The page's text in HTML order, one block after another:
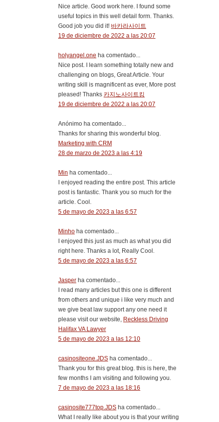
Nice article. Good work here. I found some
useful topics in this well detail form. Thanks.
Good job you did it! 바카라사이트
19 de diciembre de 2022 a las 20:07
holyangel.one ha comentado...
Nice post. I learn something totally new and
challenging on blogs, Great Article. Your
writing skill is magnificent as ever, More post
pleased! Thanks 카지노사이트킹
19 de diciembre de 2022 a las 20:07
Anónimo ha comentado...
Thanks for sharing this wonderful blog.
Marketing with CRM
28 de marzo de 2023 a las 4:19
Min ha comentado...
I enjoyed reading the entire post. This article
post is fantastic. Thank you so much for the
article. Cool.
5 de mayo de 2023 a las 6:57
Minho ha comentado...
I enjoyed this just as much as what you did
right here. Thanks a lot, Really Cool.
5 de mayo de 2023 a las 6:57
Jasper ha comentado...
I read many articles but this one is different
from others and unique i like very much and
we give beat law support any one need it
please visit our website, Reckless Driving
Halifax VA Lawyer
5 de mayo de 2023 a las 12:10
casinositeone.JDS ha comentado...
Thank you for this great blog. this is here, the
few months I am visiting and following you.
7 de mayo de 2023 a las 18:16
casinosite777top.JDS ha comentado...
What I really like about you is that your writing